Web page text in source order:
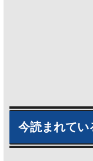
今読まれてい